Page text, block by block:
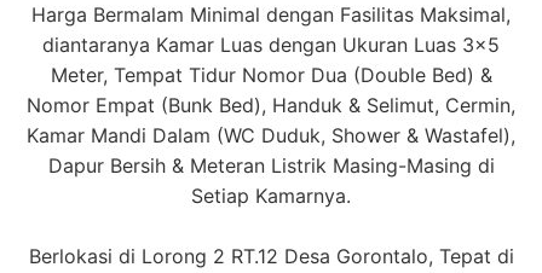
Harga Bermalam Minimal dengan Fasilitas Maksimal,
diantaranya Kamar Luas dengan Ukuran Luas 3×5
Meter, Tempat Tidur Nomor Dua (Double Bed) &
Nomor Empat (Bunk Bed), Handuk & Selimut, Cermin,
Kamar Mandi Dalam (WC Duduk, Shower & Wastafel),
Dapur Bersih & Meteran Listrik Masing-Masing di
Setiap Kamarnya.
Berlokasi di Lorong 2 RT.12 Desa Gorontalo, Tepat di